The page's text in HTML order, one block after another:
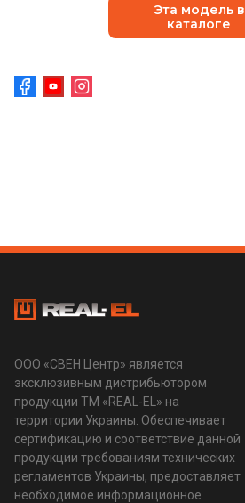
Эта модель в
каталоге
ООО «СВЕН Центр» является
эксклюзивным дистрибьютором
продукции ТМ «REAL-EL» на
территории Украины. Обеспечивает
сертификацию и соответствие данной
продукции требованиям технических
регламентов Украины, предоставляет
необходимое информационное